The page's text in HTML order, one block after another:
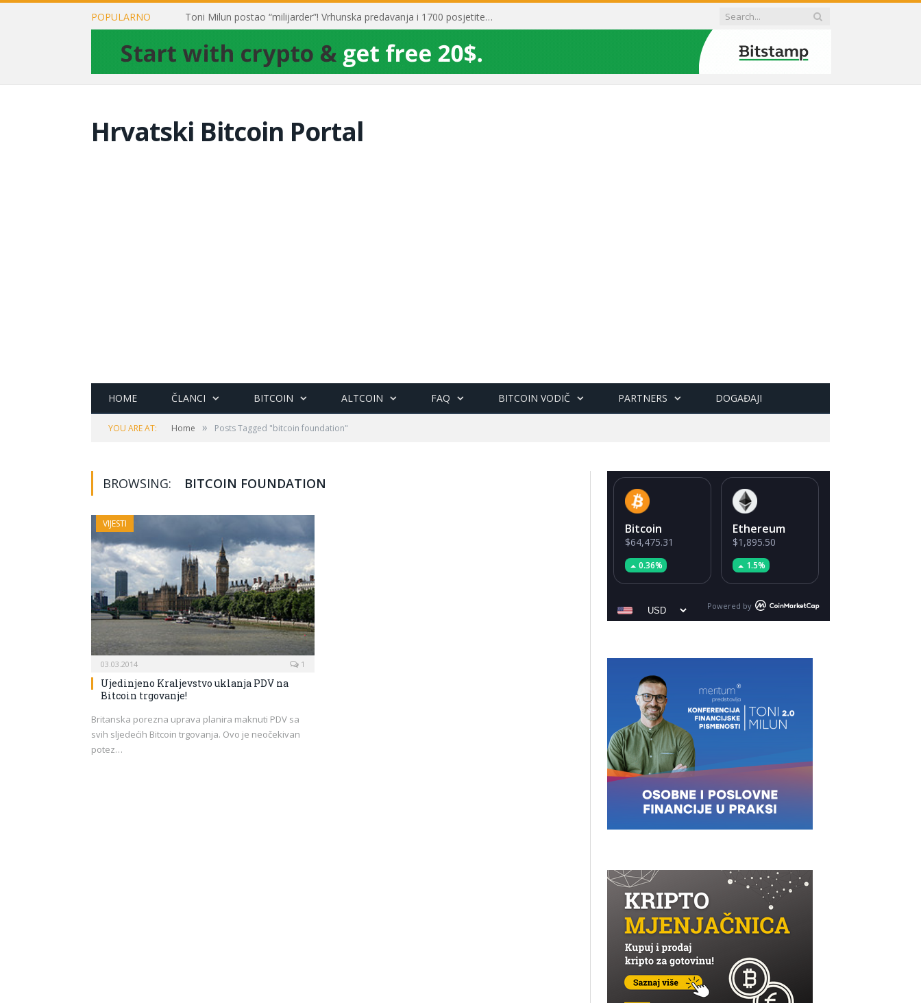
POPULARNO Toni Milun postao “milijarder”! Vrhunska predavanja i 1700 posjetitelja obilježili su mjesec financijske pismenosti
Hrvatski Bitcoin Portal
HOME ČLANCI BITCOIN ALTCOIN FAQ BITCOIN VODIČ PARTNERS DOGAĐAJI
YOU ARE AT: Home » Posts Tagged "bitcoin foundation"
BROWSING: BITCOIN FOUNDATION
VIJESTI
03.03.2014 1
Ujedinjeno Kraljevstvo uklanja PDV na
Bitcoin trgovanje!
Britanska porezna uprava planira maknuti PDV sa
svih sljedećih Bitcoin trgovanja. Ovo je neočekivan
potez…
Bitcoin
$64,475.31
0.36%
Ethereum
$1,895.50
1.5%
Powered by